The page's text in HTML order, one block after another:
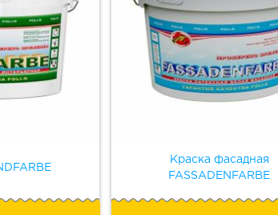
Краска фасадная
FASSADENFARBE